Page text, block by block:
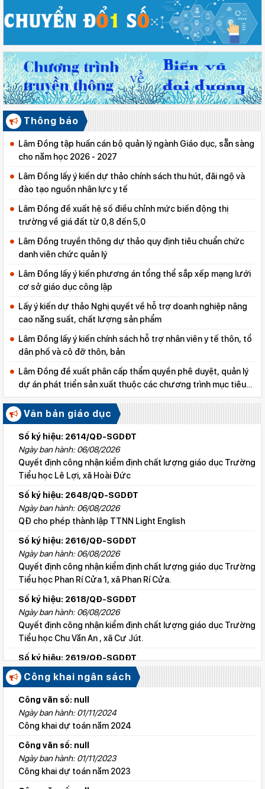
Thông báo
Lâm Đồng tập huấn cán bộ quản lý ngành Giáo dục, sẵn sàng
cho năm học 2026 - 2027
Lâm Đồng lấy ý kiến dự thảo chính sách thu hút, đãi ngộ và
đào tạo nguồn nhân lực y tế
Lâm Đồng đề xuất hệ số điều chỉnh mức biến động thị
trường về giá đất từ 0,8 đến 5,0
Lâm Đồng truyền thông dự thảo quy định tiêu chuẩn chức
danh viên chức quản lý
Lâm Đồng lấy ý kiến phương án tổng thể sắp xếp mạng lưới
cơ sở giáo dục công lập
Lấy ý kiến dự thảo Nghị quyết về hỗ trợ doanh nghiệp nâng
cao năng suất, chất lượng sản phẩm
Lâm Đồng lấy ý kiến chính sách hỗ trợ nhân viên y tế thôn, tổ
dân phố và cô đỡ thôn, bản
Lâm Đồng đề xuất phân cấp thẩm quyền phê duyệt, quản lý
dự án phát triển sản xuất thuộc các chương trình mục tiêu
quốc gia
Văn bản giáo dục
Số ký hiệu: 2614/QĐ-SGDĐT
Ngày ban hành: 06/08/2026
Quyết định công nhận kiểm định chất lượng giáo dục Trường
Tiểu học Lê Lợi, xã Hoài Đức
Số ký hiệu: 2648/QĐ-SGDĐT
Ngày ban hành: 06/08/2026
QĐ cho phép thành lập TTNN Light English
Số ký hiệu: 2616/QĐ-SGDĐT
Ngày ban hành: 06/08/2026
Quyết định công nhận kiểm định chất lượng giáo dục Trường
Tiểu học Phan Rí Cửa 1, xã Phan Rí Cửa.
Số ký hiệu: 2618/QĐ-SGDĐT
Ngày ban hành: 06/08/2026
Quyết định công nhận kiểm định chất lượng giáo dục Trường
Tiểu học Chu Văn An , xã Cư Jút.
Số ký hiệu: 2619/QĐ-SGDĐT
Ngày ban hành: 06/08/2026
Quyết định công nhận kiểm định chất lượng giáo dục Trường
Tiểu học Lý Tự Trọng , xã Cư Jút.
Số ký hiệu: 2615/QĐ-SGDĐT
Ngày ban hành: 06/08/2026
Quyết định công nhận kiểm định chất lượng giáo dục Trường
Tiểu học Nguyễn Bỉnh Khiêm, xã Đức linh.
Số ký hiệu: 2647/QĐ-SGDĐT
Công khai ngân sách
Công văn số: null
Ngày ban hành: 01/11/2024
Công khai dự toán năm 2024
Công văn số: null
Ngày ban hành: 01/11/2023
Công khai dự toán năm 2023